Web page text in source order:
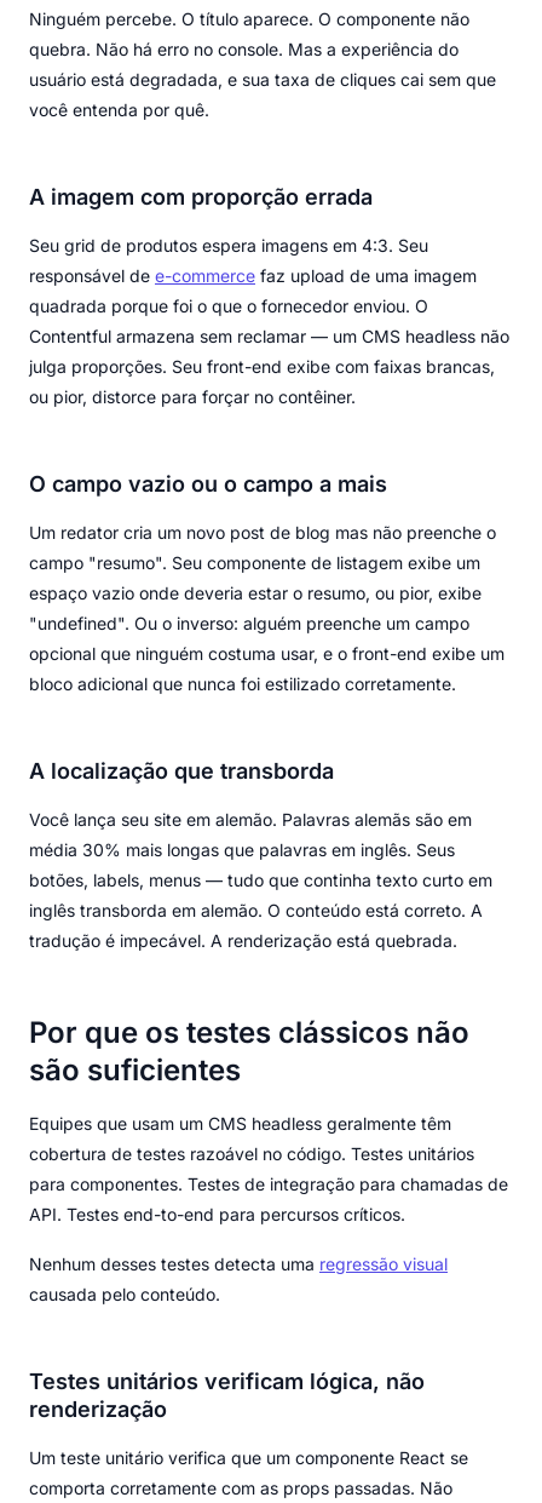
Ninguém percebe. O título aparece. O componente não
quebra. Não há erro no console. Mas a experiência do
usuário está degradada, e sua taxa de cliques cai sem que
você entenda por quê.
A imagem com proporção errada
Seu grid de produtos espera imagens em 4:3. Seu
responsável de e-commerce faz upload de uma imagem
quadrada porque foi o que o fornecedor enviou. O
Contentful armazena sem reclamar — um CMS headless não
julga proporções. Seu front-end exibe com faixas brancas,
ou pior, distorce para forçar no contêiner.
O campo vazio ou o campo a mais
Um redator cria um novo post de blog mas não preenche o
campo "resumo". Seu componente de listagem exibe um
espaço vazio onde deveria estar o resumo, ou pior, exibe
"undefined". Ou o inverso: alguém preenche um campo
opcional que ninguém costuma usar, e o front-end exibe um
bloco adicional que nunca foi estilizado corretamente.
A localização que transborda
Você lança seu site em alemão. Palavras alemãs são em
média 30% mais longas que palavras em inglês. Seus
botões, labels, menus — tudo que continha texto curto em
inglês transborda em alemão. O conteúdo está correto. A
tradução é impecável. A renderização está quebrada.
Por que os testes clássicos não
são suficientes
Equipes que usam um CMS headless geralmente têm
cobertura de testes razoável no código. Testes unitários
para componentes. Testes de integração para chamadas de
API. Testes end-to-end para percursos críticos.
Nenhum desses testes detecta uma regressão visual
causada pelo conteúdo.
Testes unitários verificam lógica, não
renderização
Um teste unitário verifica que um componente React se
comporta corretamente com as props passadas. Não